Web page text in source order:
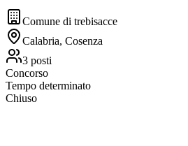
Comune di trebisacce
Calabria, Cosenza
3 posti
Concorso
Tempo determinato
Chiuso